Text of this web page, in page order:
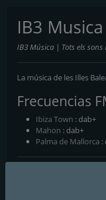
IB3 Musica
IB3 Música | Tots els sons
La música de les Illes
Frecuencias
Ibiza Town : dab+
Mahon : dab+
Palma de Mallorca :